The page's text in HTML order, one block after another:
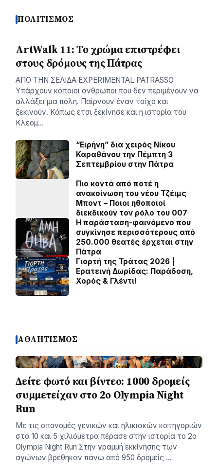
ΠΟΛΙΤΙΣΜΟΣ
ArtWalk 11: Το χρώμα επιστρέφει
στους δρόμους της Πάτρας
AΠΟ ΤΗΝ ΣΕΛΙΔΑ EXPERIMENTAL PATRASSO
Υπάρχουν κάποιοι άνθρωποι που δεν περιμένουν να
αλλάξει μια πόλη. Παίρνουν έναν τοίχο και
ξεκινούν. Κάπως έτσι ξεκίνησε και η ιστορία του
Κλεομ…
“Ειρήνη” δια χειρός Νίκου
Καραθάνου την Πέμπτη 3
Σεπτεμβρίου στην Πάτρα
Πιο κοντά από ποτέ η
ανακοίνωση του νέου Τζέιμς
Μποντ – Ποιοι ηθοποιοί
διεκδικούν τον ρόλο του 007
Η παράσταση-φαινόμενο που
συγκίνησε περισσότερους από
250.000 θεατές έρχεται στην
Πάτρα
Γιορτή της Τράτας 2026 |
Ερατεινή Δωρίδας: Παράδοση,
Χορός & Γλέντι!
ΑΘΛΗΤΙΣΜΟΣ
Δείτε φωτό και βίντεο: 1000 δρομείς
συμμετείχαν στο 2ο Olympia Night
Run
Με τις απονομές γενικών και ηλικιακών κατηγοριών
στα 10 και 5 χιλιόμετρα πέρασε στην ιστορία το 2ο
Olympia Night Run Στην γραμμή εκκίνησης των
αγώνων βρέθηκαν πάνω από 950 δρομείς …